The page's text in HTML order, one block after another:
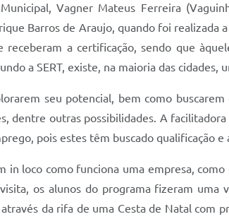
Vagner Mateus Ferreira
Barros de Araujo, quando foi realizada
a certificação, sendo que
a SERT, existe, na maioria das cidades,
seu potencial, bem como
dentre outras possibilidades. A
pois estes têm buscado qualificação
loco como funciona uma empresa,
os alunos do programa fizeram uma
da rifa de uma Cesta de Natal com